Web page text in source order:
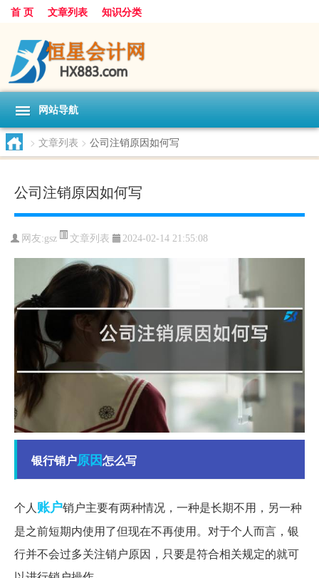
首 页 文章列表 知识分类
网站导航
> 文章列表 > 公司注销原因如何写
公司注销原因如何写
网友:gsz 文章列表 2024-02-14 21:55:08
银行销户原因怎么写
个人 账户销户主要有两种情况，一种是长期不用，另一种
是之前短期内使用了但现在不再使用。对于个人而言，银
行并不会过多关注销户原因，只要是符合相关规定的就可